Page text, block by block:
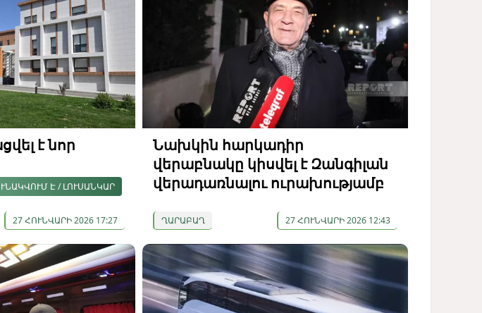
է նոր
Է / ԼՈՒՍԱՆԿԱՐ
27 ՀՈՒՆՎԱՐԻ 2026 17:27
Նախկին հարկադիր
վերաբնակը կիսվել է Զանգիլան
վերադառնալու ուրախությամբ
ՂԱՐԱԲԱՂ 27 ՀՈՒՆՎԱՐԻ 2026 12:43